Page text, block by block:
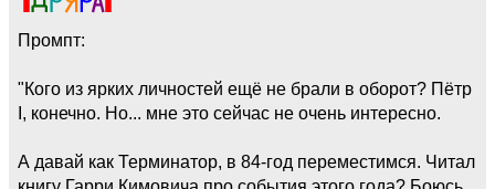
Промпт:
"Кого из ярких личностей ещё не брали в оборот? Пётр
I, конечно. Но... мне это сейчас не очень интересно.
А давай как Терминатор, в 84-год переместимся. Читал